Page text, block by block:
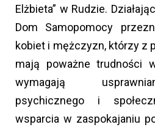
Elżbieta” w Rudzie.
Dom Samopomocy
kobiet i mężczyzn, którzy z
mają poważne trudności
wymagają
psychicznego i
wsparcia w zaspokajaniu